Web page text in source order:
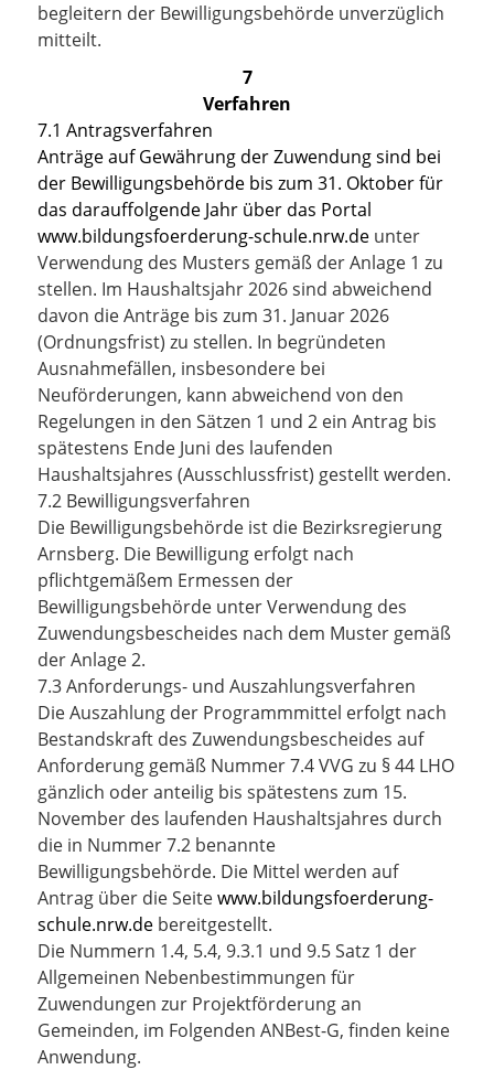
begleitern der Bewilligungsbehörde unverzüglich
mitteilt.
7
Verfahren
7.1 Antragsverfahren
Anträge auf Gewährung der Zuwendung sind bei
der Bewilligungsbehörde bis zum 31. Oktober für
das darauffolgende Jahr über das Portal
www.bildungsfoerderung-schule.nrw.de unter
Verwendung des Musters gemäß der Anlage 1 zu
stellen. Im Haushaltsjahr 2026 sind abweichend
davon die Anträge bis zum 31. Januar 2026
(Ordnungsfrist) zu stellen. In begründeten
Ausnahmefällen, insbesondere bei
Neuförderungen, kann abweichend von den
Regelungen in den Sätzen 1 und 2 ein Antrag bis
spätestens Ende Juni des laufenden
Haushaltsjahres (Ausschlussfrist) gestellt werden.
7.2 Bewilligungsverfahren
Die Bewilligungsbehörde ist die Bezirksregierung
Arnsberg. Die Bewilligung erfolgt nach
pflichtgemäßem Ermessen der
Bewilligungsbehörde unter Verwendung des
Zuwendungsbescheides nach dem Muster gemäß
der Anlage 2.
7.3 Anforderungs- und Auszahlungsverfahren
Die Auszahlung der Programmmittel erfolgt nach
Bestandskraft des Zuwendungsbescheides auf
Anforderung gemäß Nummer 7.4 VVG zu § 44 LHO
gänzlich oder anteilig bis spätestens zum 15.
November des laufenden Haushaltsjahres durch
die in Nummer 7.2 benannte
Bewilligungsbehörde. Die Mittel werden auf
Antrag über die Seitewww.bildungsfoerderung-
schule.nrw.de bereitgestellt.
Die Nummern 1.4, 5.4, 9.3.1 und 9.5 Satz 1 der
Allgemeinen Nebenbestimmungen für
Zuwendungen zur Projektförderung an
Gemeinden, im Folgenden ANBest-G, finden keine
Anwendung.